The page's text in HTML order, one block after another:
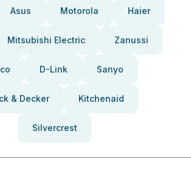
Asus Motorola Haier
Mitsubishi Electric Zanussi
D-Link Sanyo
& Decker Kitchenaid
Silvercrest